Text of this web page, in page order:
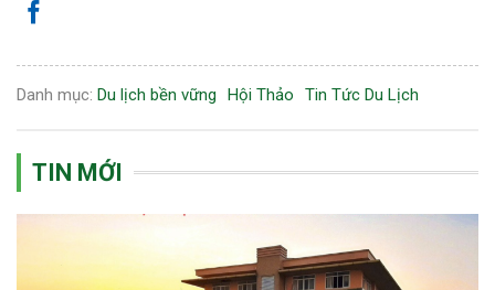
Danh mục: Du lịch bền vững Hội Thảo Tin Tức Du Lịch
TIN MỚI